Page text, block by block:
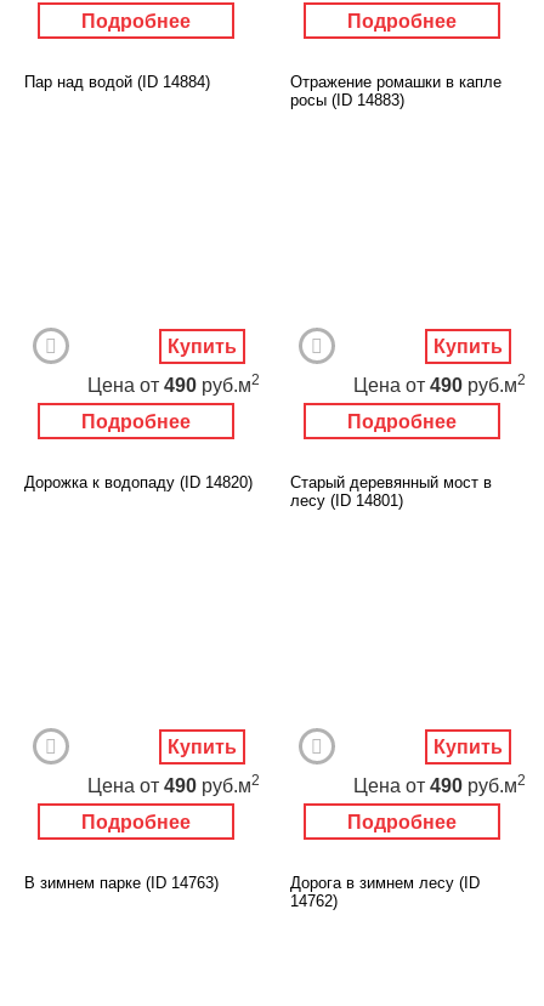
Подробнее Подробнее
Пар над водой (ID 14884)
Подробнее
Цена от 490 руб.м2
Купить
Отражение ромашки в капле
росы (ID 14883)
Подробнее
Цена от 490 руб.м2
Купить
Дорожка к водопаду (ID 14820)
Подробнее
Цена от 490 руб.м2
Купить
Старый деревянный мост в
лесу (ID 14801)
Подробнее
Цена от 490 руб.м2
Купить
В зимнем парке (ID 14763)
Дорога в зимнем лесу (ID
14762)